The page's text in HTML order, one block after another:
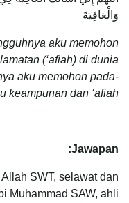
وَالْعَافِيَةَ
aku memohon
(‘afiah) di dunia
aku memohon pada-
keampunan dan ‘afiah.”
Jawapan:
SWT, selawat dan
Muhammad SAW, ahli